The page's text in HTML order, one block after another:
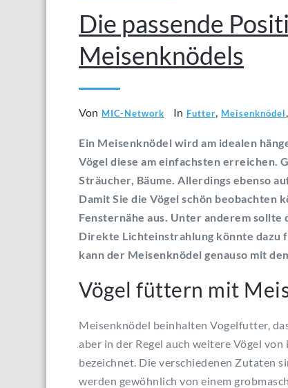
Die passende
Meisenknödels
Von MIC-Network In Futter Meisenknödel
Ein Meisenknödel wird am idealen
Vögel diese am einfachsten erreichen.
Sträucher, Bäume. Allerdings ebenso
Damit Sie die Vögel schön beobachten
Fensternähe aus. Unter anderem
Direkte Lichteinstrahlung könnte dazu
kann der Meisenknödel genauso mit
Vögel füttern mit
Meisenknödel beinhalten Vogelfutter,
aber in der Regel auch weitere Vögel
bezeichnet. Die verschiedenen Zutaten
werden gewöhnlich von einem